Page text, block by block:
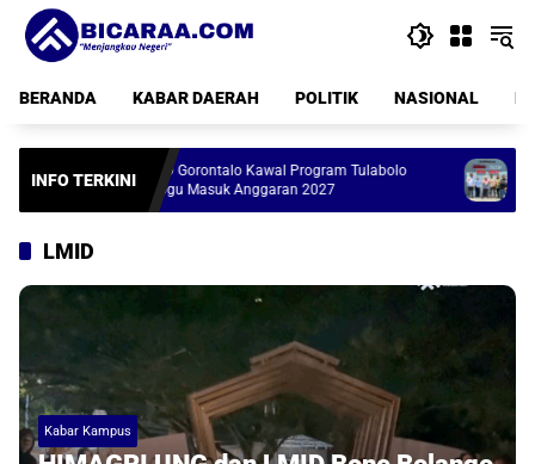
Langsung
konten
BERANDA
KABAR DAERAH POLITIK NASIONAL
INFO TERKINI
DPRD Gorontalo Kawal Program Tulabolo
Pinogu Masuk Anggaran 2027
Gerai
Rampung,
LMID
Kabar Kampus